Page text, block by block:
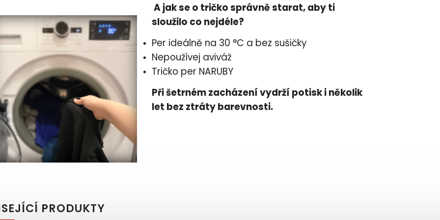
A jak se o tričko správně starat, aby ti
sloužilo co nejdéle?
Per ideálně na 30 °C a bez sušičky
Nepoužívej aviváž
Tričko per NARUBY
Při šetrném zacházení vydrží potisk i několik
let bez ztráty barevnosti.
PRODUKTY